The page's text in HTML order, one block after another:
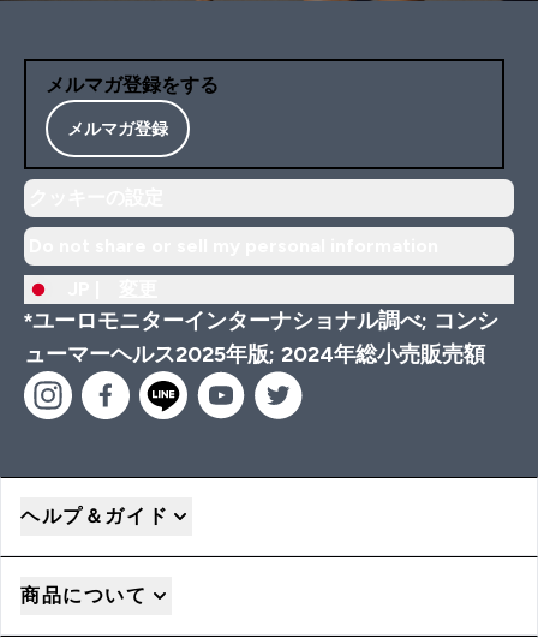
メルマガ登録をする
メルマガ登録
*ユーロモニターインターナショナル調べ; コンシ
ューマーヘルス2025年版; 2024年総小売販売額
ヘルプ＆ガイド
商品について